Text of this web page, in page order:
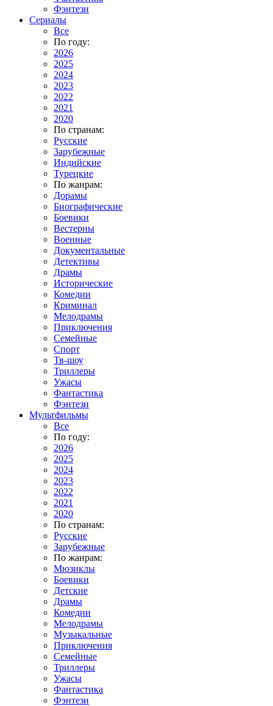
Фэнтези
Сериалы
Все
По году:
2026
2025
2024
2023
2022
2021
2020
По странам:
Русские
Зарубежные
Индийские
Турецкие
По жанрам:
Дорамы
Биографические
Боевики
Вестерны
Военные
Документальные
Детективы
Драмы
Исторические
Комедии
Криминал
Мелодрамы
Приключения
Семейные
Спорт
Тв-шоу
Триллеры
Ужасы
Фантастика
Фэнтези
Мультфильмы
Все
По году:
2026
2025
2024
2023
2022
2021
2020
По странам:
Русские
Зарубежные
По жанрам:
Мюзиклы
Боевики
Детские
Драмы
Комедии
Мелодрамы
Музыкальные
Приключения
Семейные
Триллеры
Ужасы
Фантастика
Фэнтези